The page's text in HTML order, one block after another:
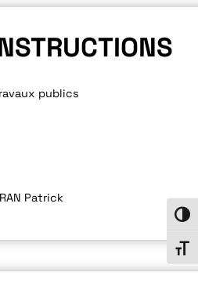
publics
Patrick